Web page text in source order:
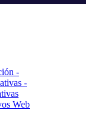
-
-
Web